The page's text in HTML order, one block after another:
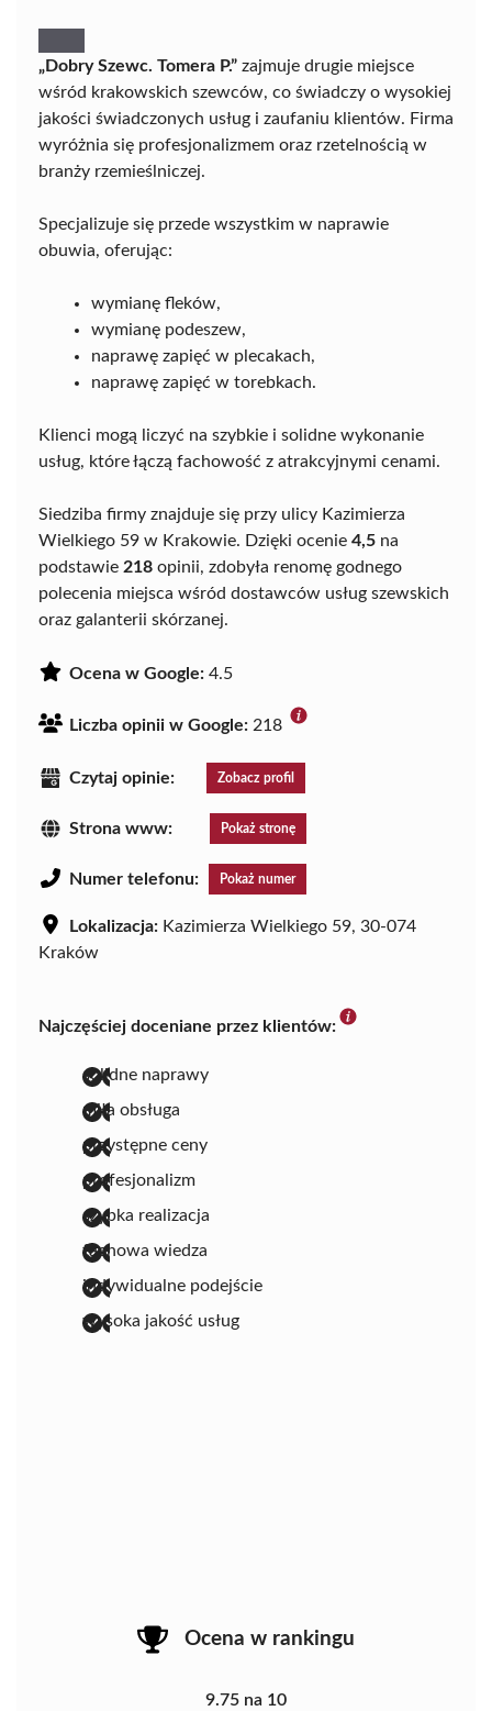
„Dobry Szewc. Tomera P.” zajmuje drugie miejsce
wśród krakowskich szewców, co świadczy o wysokiej
jakości świadczonych usług i zaufaniu klientów. Firma
wyróżnia się profesjonalizmem oraz rzetelnością w
branży rzemieślniczej.
Specjalizuje się przede wszystkim w naprawie
obuwia, oferując:
wymianę fleków,
wymianę podeszew,
naprawę zapięć w plecakach,
naprawę zapięć w torebkach.
Klienci mogą liczyć na szybkie i solidne wykonanie
usług, które łączą fachowość z atrakcyjnymi cenami.
Siedziba firmy znajduje się przy ulicy Kazimierza
Wielkiego 59 w Krakowie. Dzięki ocenie 4,5 na
podstawie 218 opinii, zdobyła renomę godnego
polecenia miejsca wśród dostawców usług szewskich
oraz galanterii skórzanej.
Ocena w Google: 4.5
Liczba opinii w Google: 218
Czytaj opinie: Zobacz profil
Strona www: Pokaż stronę
Numer telefonu: Pokaż numer
Lokalizacja: Kazimierza Wielkiego 59, 30-074
Kraków
Najczęściej doceniane przez klientów:
solidne naprawy
miła obsługa
przystępne ceny
profesjonalizm
szybka realizacja
fachowa wiedza
indywidualne podejście
wysoka jakość usług
Ocena w rankingu
9.75 na 10